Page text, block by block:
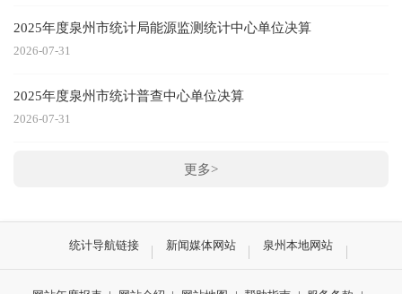
2025年度泉州市统计局能源监测统计中心单位决算
2026-07-31
2025年度泉州市统计普查中心单位决算
2026-07-31
更多>
统计导航链接 新闻媒体网站 泉州本地网站